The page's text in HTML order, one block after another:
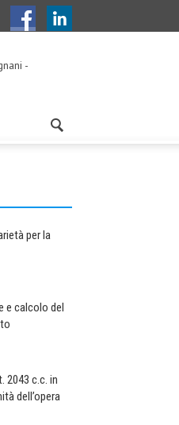
-
per la
e calcolo del
2043 c.c. in
dell’opera